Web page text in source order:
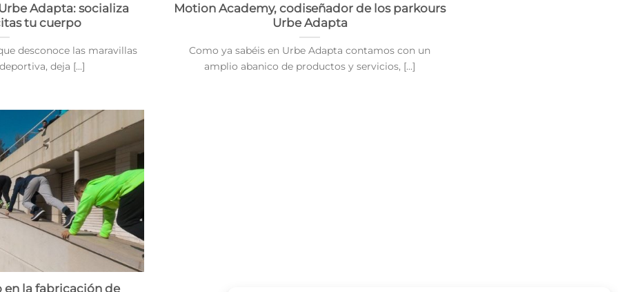
Adapta: socializa
tu cuerpo
desconoce las maravillas
deja [...]
Motion Academy, codiseñador de los parkours
Urbe Adapta
Como ya sabéis en Urbe Adapta contamos con un
amplio abanico de productos y servicios, [...]
la fabricación de